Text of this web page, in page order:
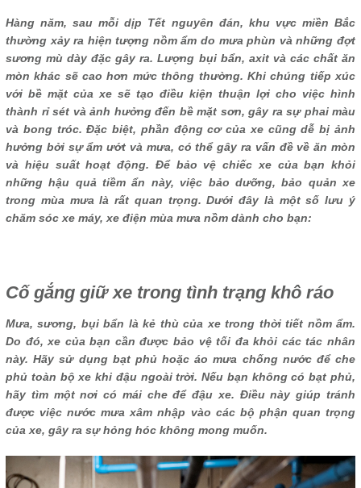
Hàng năm, sau mỗi dịp Tết nguyên đán, khu vực miền Bắc
thường xảy ra hiện tượng nồm ẩm do mưa phùn và những đợt
sương mù dày đặc gây ra. Lượng bụi bẩn, axit và các chất ăn
mòn khác sẽ cao hơn mức thông thường. Khi chúng tiếp xúc
với bề mặt của xe sẽ tạo điều kiện thuận lợi cho việc hình
thành rỉ sét và ảnh hưởng đến bề mặt sơn, gây ra sự phai màu
và bong tróc. Đặc biệt, phần động cơ của xe cũng dễ bị ảnh
hưởng bởi sự ẩm ướt và mưa, có thể gây ra vấn đề về ăn mòn
và hiệu suất hoạt động. Để bảo vệ chiếc xe của bạn khỏi
những hậu quả tiềm ẩn này, việc bảo dưỡng, bảo quản xe
trong mùa mưa là rất quan trọng. Dưới đây là một số lưu ý
chăm sóc xe máy, xe điện mùa mưa nồm dành cho bạn:
Cố gắng giữ xe trong tình trạng khô ráo
Mưa, sương, bụi bẩn là kẻ thù của xe trong thời tiết nồm ẩm.
Do đó, xe của bạn cần được bảo vệ tối đa khỏi các tác nhân
này. Hãy sử dụng bạt phủ hoặc áo mưa chống nước để che
phủ toàn bộ xe khi đậu ngoài trời. Nếu bạn không có bạt phủ,
hãy tìm một nơi có mái che để đậu xe. Điều này giúp tránh
được việc nước mưa xâm nhập vào các bộ phận quan trọng
của xe, gây ra sự hỏng hóc không mong muốn.